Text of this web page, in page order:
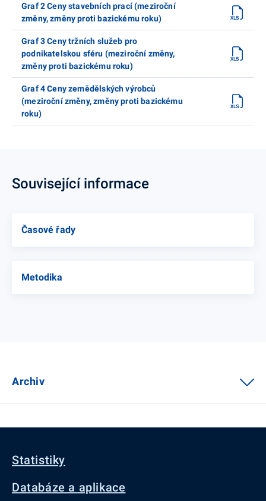
Graf 2 Ceny stavebních prací (meziroční
změny, změny proti bazickému roku)
Graf 3 Ceny tržních služeb pro
podnikatelskou sféru (meziroční změny,
změny proti bazickému roku)
Graf 4 Ceny zemědělských výrobců
(meziroční změny, změny proti bazickému
roku)
Související informace
Časové řady
Metodika
Archiv
Statistiky
Databáze a aplikace